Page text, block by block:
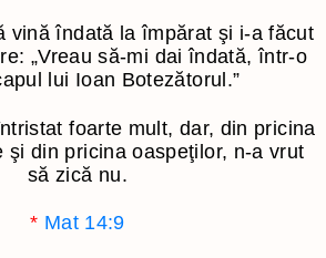
vină îndată la împărat şi i-a făcut
„Vreau să-mi dai îndată, într-o
lui Ioan Botezătorul.”
foarte mult, dar, din pricina
şi din pricina oaspeţilor, n-a vrut
să zică nu.
* Mat 14:9